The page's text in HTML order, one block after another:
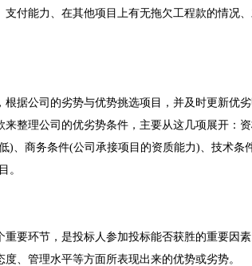
能力、在其他项目上有无拖欠工程款的情况、
公司的劣势与优势挑选项目，并及时更新优
整理公司的优劣势条件，主要从这几项展开：
)、商务条件(公司承接项目的资质能力)、技术条
。
环节，是投标人参加投标能否获胜的重要因
、管理水平等方面所表现出来的优势或劣势。